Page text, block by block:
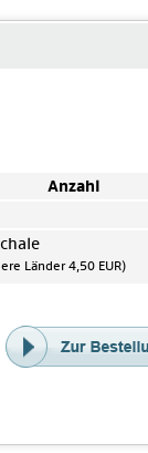
Anzahl
Länder 4,50 EUR)